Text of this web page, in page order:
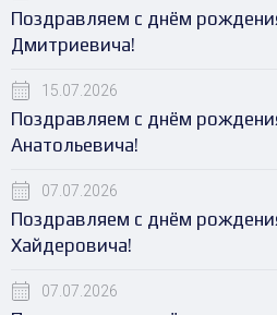
Поздравляем с днём
Дмитриевича!
15.07.2026
Поздравляем с днём
Анатольевича!
07.07.2026
Поздравляем с днём
Хайдеровича!
07.07.2026